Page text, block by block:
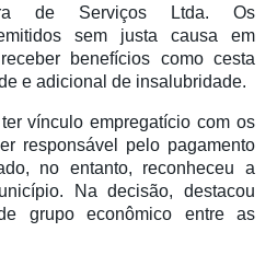
de Serviços Ltda. Os
sem justa causa em
benefícios como cesta
e adicional de insalubridade.
vínculo empregatício com os
responsável pelo pagamento
no entanto, reconheceu a
Na decisão, destacou
grupo econômico entre as